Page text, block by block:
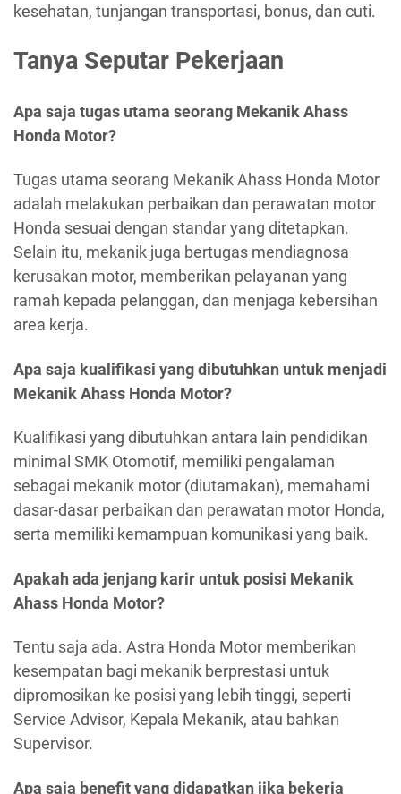
kesehatan, tunjangan transportasi, bonus, dan cuti.
Tanya Seputar Pekerjaan
Apa saja tugas utama seorang Mekanik Ahass
Honda Motor?
Tugas utama seorang Mekanik Ahass Honda Motor
adalah melakukan perbaikan dan perawatan motor
Honda sesuai dengan standar yang ditetapkan.
Selain itu, mekanik juga bertugas mendiagnosa
kerusakan motor, memberikan pelayanan yang
ramah kepada pelanggan, dan menjaga kebersihan
area kerja.
Apa saja kualifikasi yang dibutuhkan untuk menjadi
Mekanik Ahass Honda Motor?
Kualifikasi yang dibutuhkan antara lain pendidikan
minimal SMK Otomotif, memiliki pengalaman
sebagai mekanik motor (diutamakan), memahami
dasar-dasar perbaikan dan perawatan motor Honda,
serta memiliki kemampuan komunikasi yang baik.
Apakah ada jenjang karir untuk posisi Mekanik
Ahass Honda Motor?
Tentu saja ada. Astra Honda Motor memberikan
kesempatan bagi mekanik berprestasi untuk
dipromosikan ke posisi yang lebih tinggi, seperti
Service Advisor, Kepala Mekanik, atau bahkan
Supervisor.
Apa saja benefit yang didapatkan jika bekerja